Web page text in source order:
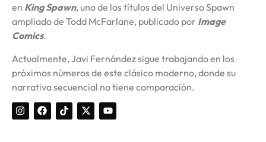
en King Spawn, uno de los títulos del Universo Spawn
ampliado de Todd McFarlane, publicado por Image
Comics.
Actualmente, Javi Fernández sigue trabajando en los
próximos números de este clásico moderno, donde su
narrativa secuencial no tiene comparación.